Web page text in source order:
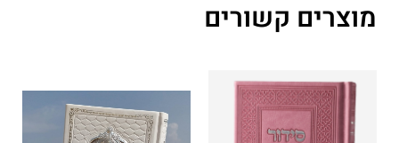
מוצרים קשורים